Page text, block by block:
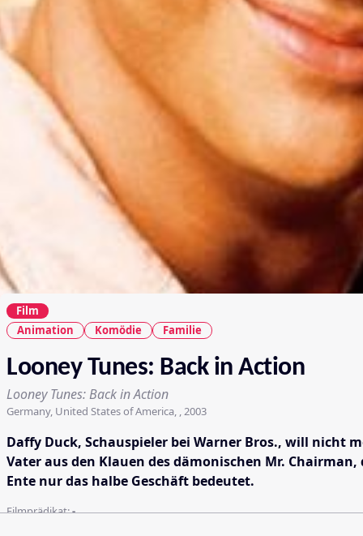
Film
Animation
Komödie Familie
Looney Tunes: Back in Action
Looney Tunes: Back in Action
Germany, United States of America, , 2003
Daffy Duck, Schauspieler bei Warner Bros., will nicht
Vater aus den Klauen des dämonischen Mr.
Ente nur das halbe Geschäft bedeutet.
Filmprädikat:-